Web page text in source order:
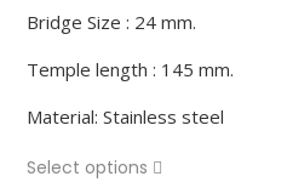
Bridge Size : 24 mm.
Temple length : 145 mm.
Material: Stainless steel
Select options